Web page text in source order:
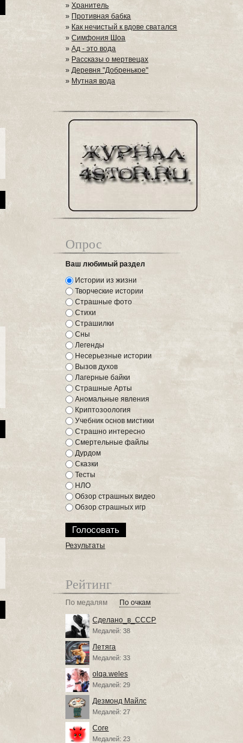
»Хранитель
» Противная бабка
» Как нечистый к вдове сватался
»Симфония Шоа
»Ад - это вода
» Рассказы о мертвецах
»Деревня "Добренькое"
» Мутная вода
Опрос
Ваш любимый раздел
Истории из жизни
Творческие истории
Страшные фото
Стихи
Страшилки
Сны
Легенды
Несерьезные истории
Вызов духов
Лагерные байки
Страшные Арты
Аномальные явления
Криптозоология
Учебник основ мистики
Страшно интересно
Смертельные файлы
Дурдом
Сказки
Тесты
НЛО
Обзор страшных видео
Обзор страшных игр
Результаты
Рейтинг
По медалям По очкам
Сделано_в_СССР
Медалей: 38
Летяга
Медалей: 33
olqa.weles
Медалей: 29
Дезмонд Майлс
Медалей: 27
Core
Медалей: 23